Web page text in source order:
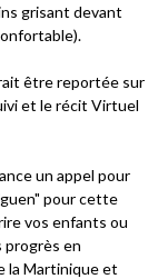
grisant devant
être reportée sur
et le récit Virtuel
un appel pour
pour cette
vos enfants ou
en
la Martinique et